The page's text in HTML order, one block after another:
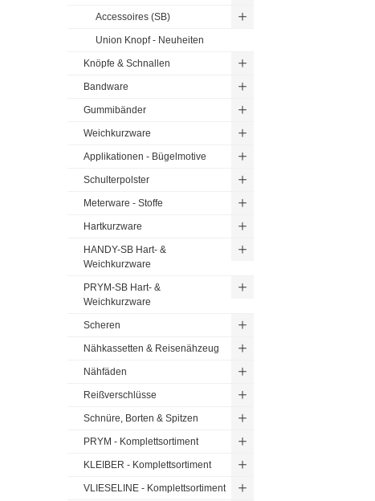
Accessoires (SB)
Union Knopf - Neuheiten
Knöpfe & Schnallen
Bandware
Gummibänder
Weichkurzware
Applikationen - Bügelmotive
Schulterpolster
Meterware - Stoffe
Hartkurzware
HANDY-SB Hart- &
Weichkurzware
PRYM-SB Hart- &
Weichkurzware
Scheren
Nähkassetten & Reisenähzeug
Nähfäden
Reißverschlüsse
Schnüre, Borten & Spitzen
PRYM - Komplettsortiment
KLEIBER - Komplettsortiment
VLIESELINE - Komplettsortiment